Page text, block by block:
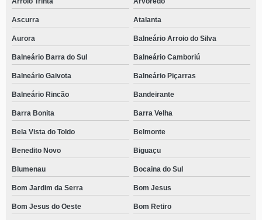
Ascurra Atalanta
Aurora Balneário Arroio do Silva
Balneário Barra do Sul Balneário Camboriú
Balneário Gaivota Balneário Piçarras
Balneário Rincão Bandeirante
Barra Bonita Barra Velha
Bela Vista do Toldo Belmonte
Benedito Novo Biguaçu
Blumenau Bocaina do Sul
Bom Jardim da Serra Bom Jesus
Bom Jesus do Oeste Bom Retiro